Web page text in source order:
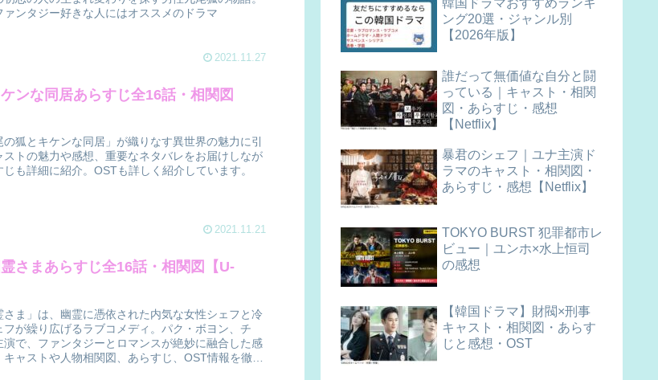
ァンタジー好きな人にはオススメのドラマ
2021.11.27
ンな同居あらすじ全16話・相関図
狐とキケンな同居」が織りなす異世界の魅力に引
ストの魅力や感想、重要なネタバレをお届けしなが
も詳細に紹介。OSTも詳しく紹介しています。
2021.11.21
さまあらすじ全16話・相関図【U-
さま」は、幽霊に憑依された内気な女性シェフと冷
フが繰り広げるラブコメディ。パク・ボヨン、チ
演で、ファンタジーとロマンスが絶妙に融合した感
ャストや人物相関図、あらすじ、OST情報を徹底
韓国ドラマおすすめランキ
ング20選・ジャンル別
【2026年版】
誰だって無価値な自分と闘
っている｜キャスト・相関
図・あらすじ・感想
【Netflix】
暴君のシェフ｜ユナ主演ド
ラマのキャスト・相関図・
あらすじ・感想【Netflix】
TOKYO BURST 犯罪都市レ
ビュー｜ユンホ×水上恒司
の感想
【韓国ドラマ】財閥×刑事
キャスト・相関図・あらす
じと感想・OST